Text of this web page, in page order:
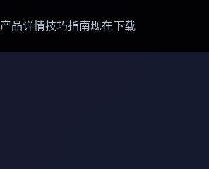
产品详情技巧指南现在下载